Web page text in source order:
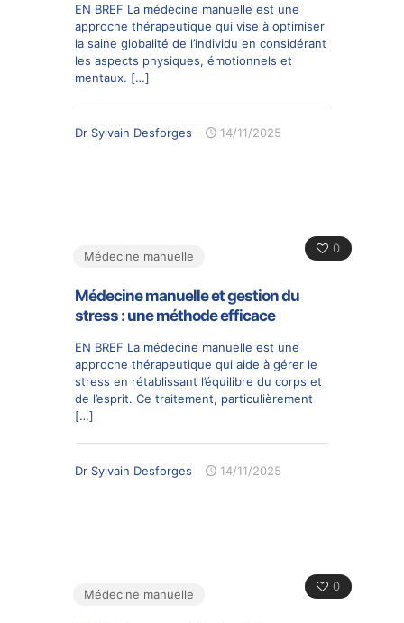
EN BREF La médecine manuelle est une
approche thérapeutique qui vise à optimiser
la saine globalité de l’individu en considérant
les aspects physiques, émotionnels et
mentaux. […]
Dr Sylvain Desforges 14/11/2025
0
Médecine manuelle
Médecine manuelle et gestion du
stress : une méthode efficace
EN BREF La médecine manuelle est une
approche thérapeutique qui aide à gérer le
stress en rétablissant l’équilibre du corps et
de l’esprit. Ce traitement, particulièrement
[…]
Dr Sylvain Desforges 14/11/2025
0
Médecine manuelle